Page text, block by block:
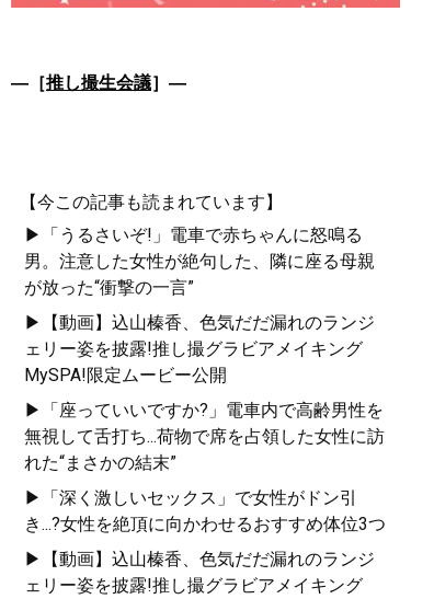
―［推し撮生会議］―
【今この記事も読まれています】
▶「うるさいぞ!」電車で赤ちゃんに怒鳴る
男。注意した女性が絶句した、隣に座る母親
が放った“衝撃の一言”
▶【動画】込山榛香、色気だだ漏れのランジ
ェリー姿を披露!推し撮グラビアメイキング
MySPA!限定ムービー公開
▶「座っていいですか?」電車内で高齢男性を
無視して舌打ち...荷物で席を占領した女性に訪
れた“まさかの結末”
▶「深く激しいセックス」で女性がドン引
き...?女性を絶頂に向かわせるおすすめ体位3つ
▶【動画】込山榛香、色気だだ漏れのランジ
ェリー姿を披露!推し撮グラビアメイキング